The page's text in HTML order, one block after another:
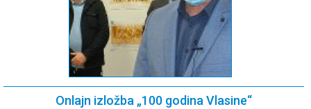
Onlajn izložba „100 godina Vlasine“